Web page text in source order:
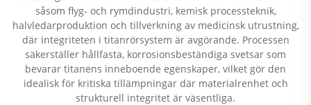
såsom flyg- och rymdindustri, kemisk processteknik,
halvledarproduktion och tillverkning av medicinsk utrustning,
där integriteten i titanrörsystem är avgörande. Processen
säkerställer hållfasta, korrosionsbeständiga svetsar som
bevarar titanens inneboende egenskaper, vilket gör den
idealisk för kritiska tillämpningar där materialrenhet och
strukturell integritet är väsentliga.